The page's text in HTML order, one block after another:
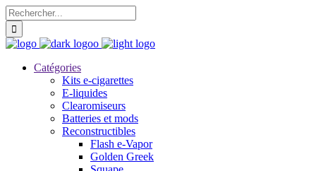
Catégories
Kits e-cigarettes
E-liquides
Clearomiseurs
Batteries et mods
Reconstructibles
Flash e-Vapor
Golden Greek